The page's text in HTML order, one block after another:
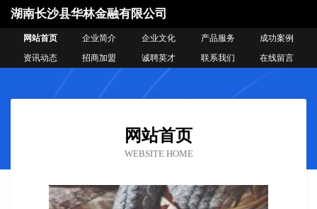
湖南长沙县华林金融有限公司
网站首页 企业简介 企业文化 产品服务
成功案例
资讯动态
招商加盟 诚聘英才 联系我们 在线留言
网站首页
WEBSITE HOME